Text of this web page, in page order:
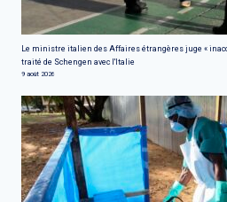
Le ministre italien des Affaires étrangères juge «
traité de Schengen avec l'Italie
9 août 2026